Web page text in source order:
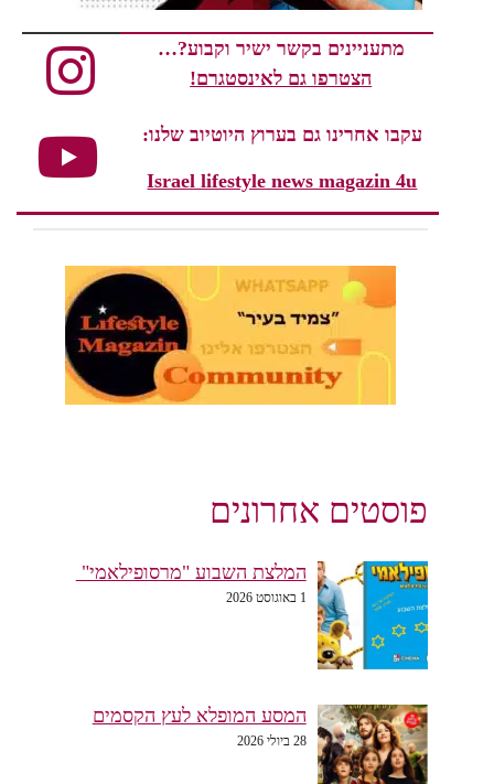
מתעניינים בקשר ישיר וקבוע?…
הצטרפו גם לאינסטגרם!
עקבו אחרינו גם בערוץ היוטיוב שלנו:
Israel lifestyle news magazin 4u
פוסטים אחרונים
המלצת השבוע "מרסופילאמי"
1 באוגוסט 2026
המסע המופלא לעץ הקסמים
28 ביולי 2026